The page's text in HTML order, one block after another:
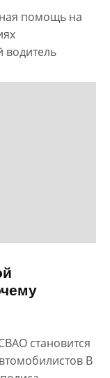
помощь на
водитель
становится
В